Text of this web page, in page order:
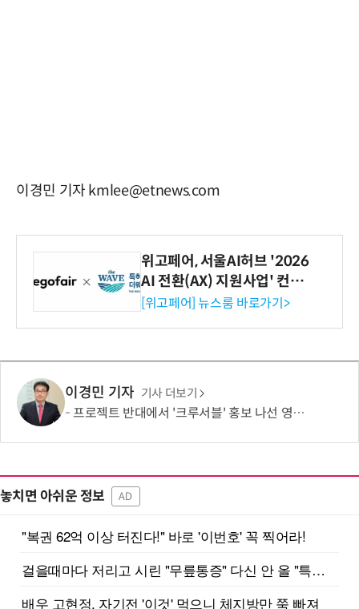
이경민 기자 kmlee@etnews.com
위고페어, 서울AI허브 '2026
AI 전환(AX) 지원사업' 컨소
시엄 선정
[위고페어] 뉴스룸 바로가기>
이경민 기자 기사 더보기
프로젝트 반대에서 '크루서블' 홍보 나선 영풍·MBK, '말바꾸기' 이어 '주주권' 논란
놓치면 아쉬운 정보 AD